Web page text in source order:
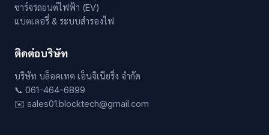
ชาร์จรถยนต์ไฟฟ้า (EV)
แบตเตอรี่ & ระบบสำรองไฟ
ติดต่อบริษัท
บริษัท บล็อคเทค เอ็นจิเนียริ่ง จำกัด
📞 061-464-6899
✉️ sales01.blocktech@gmail.com